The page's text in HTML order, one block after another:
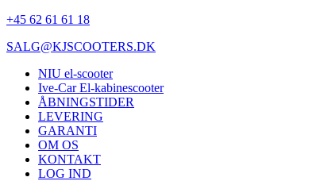
+45 62 61 61 18
SALG@KJSCOOTERS.DK
NIU el-scooter
Ive-Car El-kabinescooter
ÅBNINGSTIDER
LEVERING
GARANTI
OM OS
KONTAKT
LOG IND